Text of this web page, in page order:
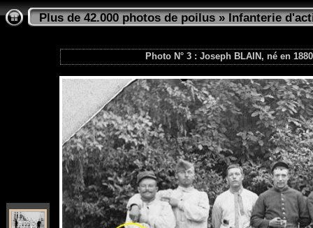
Plus de 42.000 photos de poilus»Infanterie
Photo N° 3 : Joseph BLAIN, né en